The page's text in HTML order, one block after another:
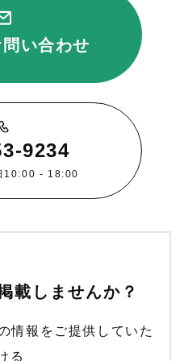
い合わせ
9234
10:00 - 18:00
載しませんか？
情報をご提供していた
る